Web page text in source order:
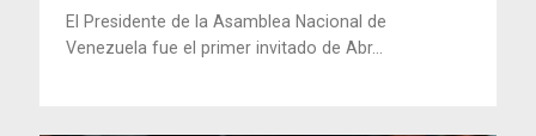
El Presidente de la Asamblea Nacional de
Venezuela fue el primer invitado de Abr...